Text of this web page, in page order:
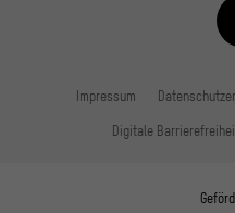
Impressum
Digitale